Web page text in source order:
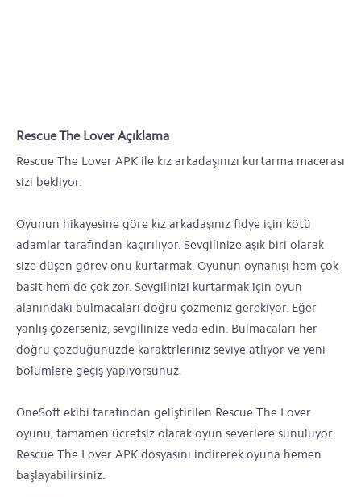
Rescue The Lover Açıklama
Rescue The Lover APK ile kız arkadaşınızı kurtarma macerası
sizi bekliyor.
Oyunun hikayesine göre kız arkadaşınız fidye için kötü
adamlar tarafından kaçırılıyor. Sevgilinize aşık biri olarak
size düşen görev onu kurtarmak. Oyunun oynanışı hem çok
basit hem de çok zor. Sevgilinizi kurtarmak için oyun
alanındaki bulmacaları doğru çözmeniz gerekiyor. Eğer
yanlış çözerseniz, sevgilinize veda edin. Bulmacaları her
doğru çözdüğünüzde karaktrleriniz seviye atlıyor ve yeni
bölümlere geçiş yapıyorsunuz.
OneSoft ekibi tarafından geliştirilen Rescue The Lover
oyunu, tamamen ücretsiz olarak oyun severlere sunuluyor.
Rescue The Lover APK dosyasını indirerek oyuna hemen
başlayabilirsiniz.